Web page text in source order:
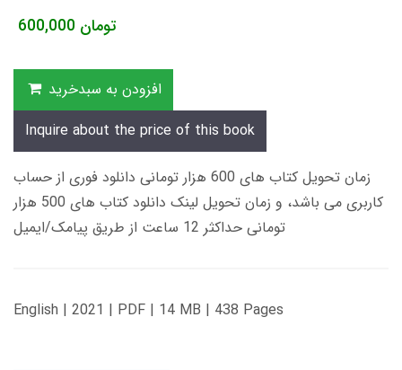
600,000 تومان
افزودن به سبدخرید
Inquire about the price of this book
زمان تحویل کتاب های 600 هزار تومانی دانلود فوری از حساب
کاربری می باشد، و زمان تحویل لینک دانلود کتاب های 500 هزار
تومانی حداکثر 12 ساعت از طریق پیامک/ایمیل
English | 2021 | PDF | 14 MB | 438 Pages